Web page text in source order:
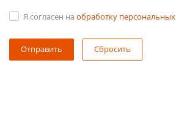
Я согласен на обработку
Сбросить